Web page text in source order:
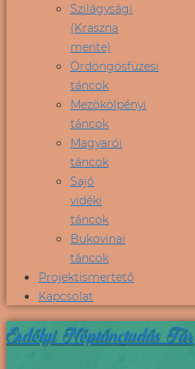
Szilágysági
(Kraszna
mente)
Ördöngösfüzesi
táncok
Mezökölpényi
táncok
Magyarói
táncok
Sajó
vidéki
táncok
Bukovinai
táncok
Projektismertető
Kapcsolat
Erdélyi Néptánctudás Tár